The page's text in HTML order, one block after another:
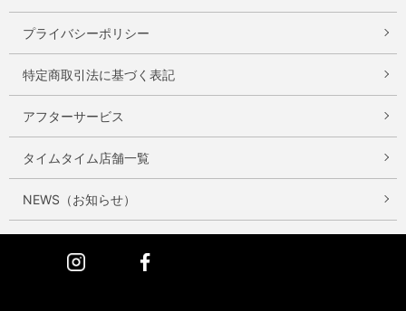
プライバシーポリシー
特定商取引法に基づく表記
アフターサービス
タイムタイム店舗一覧
NEWS（お知らせ）
Instagram